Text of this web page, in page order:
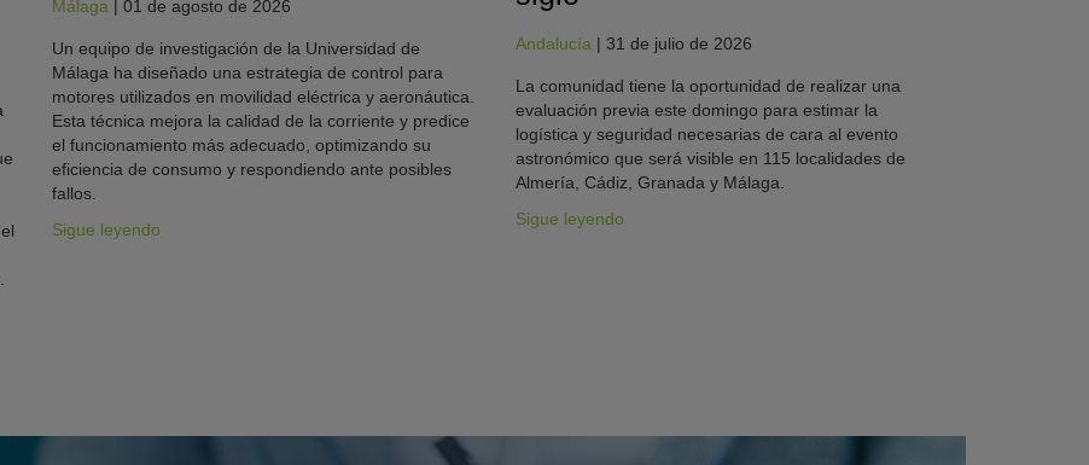
Málaga |01 de agosto de 2026
Un equipo de investigación de la Universidad de
Málaga ha diseñado una estrategia de control para
motores utilizados en movilidad eléctrica y aeronáutica.
Esta técnica mejora la calidad de la corriente y predice
el funcionamiento más adecuado, optimizando su
eficiencia de consumo y respondiendo ante posibles
fallos.
Sigue leyendo
Andalucía | 31 de julio de 2026
La comunidad tiene la oportunidad de realizar una
evaluación previa este domingo para estimar la
logística y seguridad necesarias de cara al evento
astronómico que será visible en 115 localidades de
Almería, Cádiz, Granada y Málaga.
Sigue leyendo